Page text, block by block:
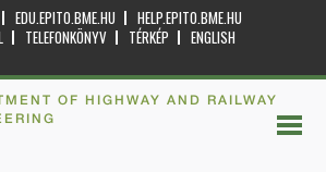
EDU.EPITO.BME.HU
HELP.EPITO.BME.HU
TELEFONKÖNYV TÉRKÉP
ENGLISH
OF HIGHWAY AND RAILWAY